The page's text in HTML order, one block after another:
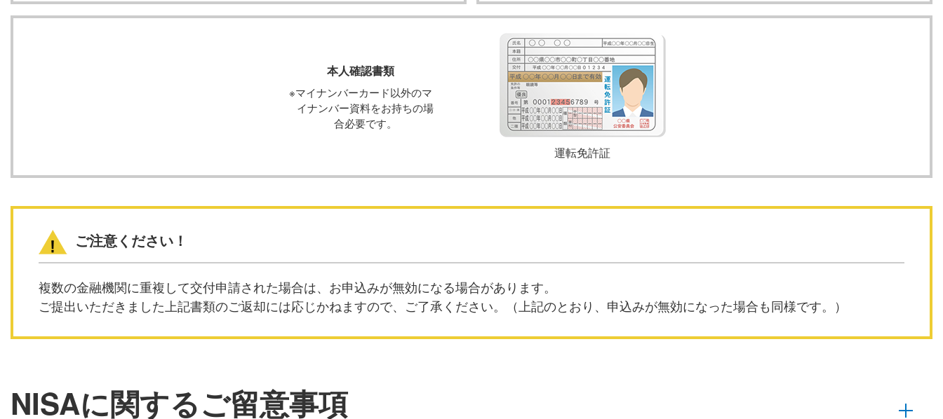
本人確認書類
※マイナンバーカード以外のマ
イナンバー資料をお持ちの場
合必要です。
運転免許証
ご注意ください！
複数の金融機関に重複して交付申請された場合は、お申込みが無効になる場合があります。
ご提出いただきました上記書類のご返却には応じかねますので、ご了承ください。（上記のとおり、申込みが無効になった場合も同様です。）
NISAに関するご留意事項